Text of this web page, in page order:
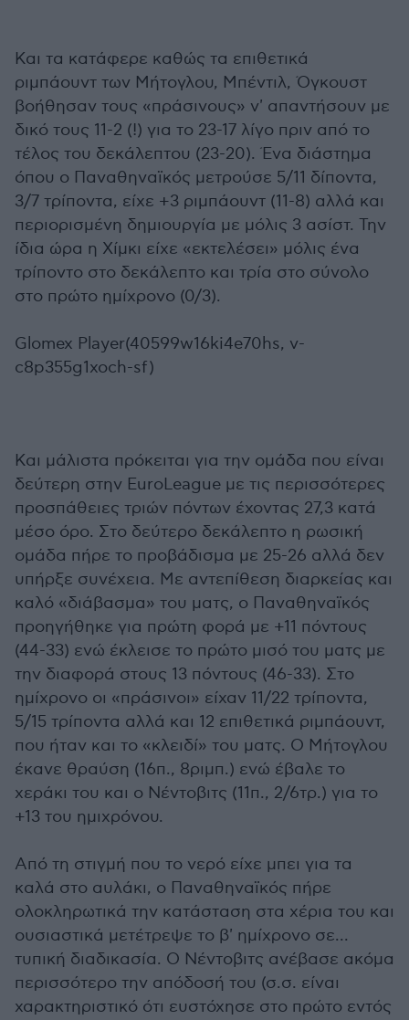
Και τα κατάφερε καθώς τα επιθετικά
ριμπάουντ των Μήτογλου, Μπέντιλ, Όγκουστ
βοήθησαν τους «πράσινους» ν' απαντήσουν με
δικό τους 11-2 (!) για το 23-17 λίγο πριν από το
τέλος του δεκάλεπτου (23-20). Ένα διάστημα
όπου ο Παναθηναϊκός μετρούσε 5/11 δίποντα,
3/7 τρίποντα, είχε +3 ριμπάουντ (11-8) αλλά και
περιορισμένη δημιουργία με μόλις 3 ασίστ. Την
ίδια ώρα η Χίμκι είχε «εκτελέσει» μόλις ένα
τρίποντο στο δεκάλεπτο και τρία στο σύνολο
στο πρώτο ημίχρονο (0/3).
Glomex Player(40599w16ki4e70hs, v-
c8p355g1xoch-sf)
Και μάλιστα πρόκειται για την ομάδα που είναι
δεύτερη στην EuroLeague με τις περισσότερες
προσπάθειες τριών πόντων έχοντας 27,3 κατά
μέσο όρο. Στο δεύτερο δεκάλεπτο η ρωσική
ομάδα πήρε το προβάδισμα με 25-26 αλλά δεν
υπήρξε συνέχεια. Με αντεπίθεση διαρκείας και
καλό «διάβασμα» του ματς, ο Παναθηναϊκός
προηγήθηκε για πρώτη φορά με +11 πόντους
(44-33) ενώ έκλεισε το πρώτο μισό του ματς με
την διαφορά στους 13 πόντους (46-33). Στο
ημίχρονο οι «πράσινοι» είχαν 11/22 τρίποντα,
5/15 τρίποντα αλλά και 12 επιθετικά ριμπάουντ,
που ήταν και το «κλειδί» του ματς. Ο Μήτογλου
έκανε θραύση (16π., 8ριμπ.) ενώ έβαλε το
χεράκι του και ο Νέντοβιτς (11π., 2/6τρ.) για το
+13 του ημιχρόνου.
Από τη στιγμή που το νερό είχε μπει για τα
καλά στο αυλάκι, ο Παναθηναϊκός πήρε
ολοκληρωτικά την κατάσταση στα χέρια του και
ουσιαστικά μετέτρεψε το β' ημίχρονο σε...
τυπική διαδικασία. Ο Νέντοβιτς ανέβασε ακόμα
περισσότερο την απόδοσή του (σ.σ. είναι
χαρακτηριστικό ότι ευστόχησε στο πρώτο εντός